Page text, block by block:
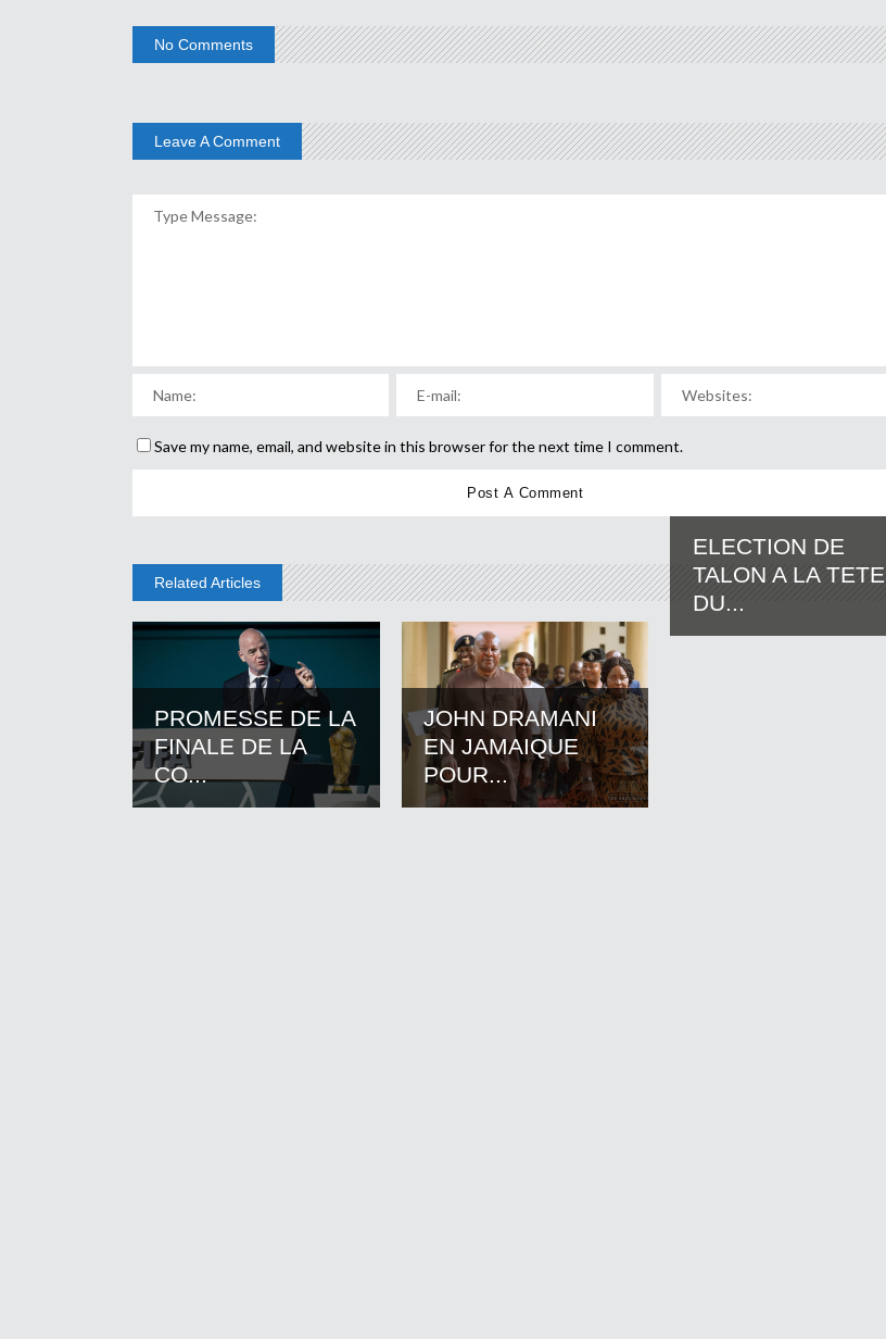
No Comments
Leave A Comment
Save my name, email, and website in this browser for the next time I comment.
Related Articles
PROMESSE DE LA
FINALE DE LA
CO...
JOHN DRAMANI
EN JAMAIQUE
POUR...
ELECTION DE
TALON A LA TETE
DU...